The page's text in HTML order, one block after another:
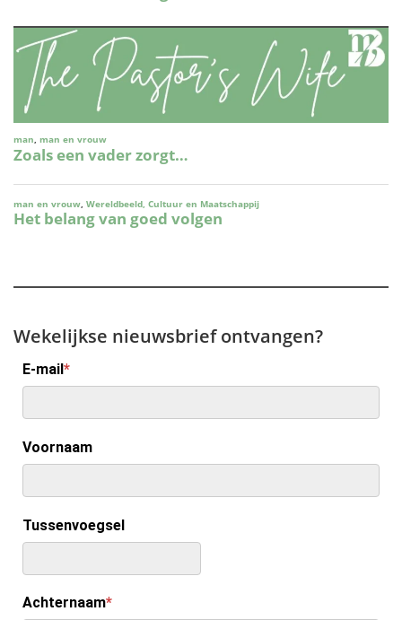
Wekelijkse nieuwsbrief ontvangen?